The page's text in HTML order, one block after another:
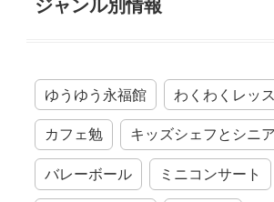
ジャンル別情報
ゆうゆう永福館 わくわくレッ
カフェ勉 キッズシェフとシニ
バレーボール ミニコンサート